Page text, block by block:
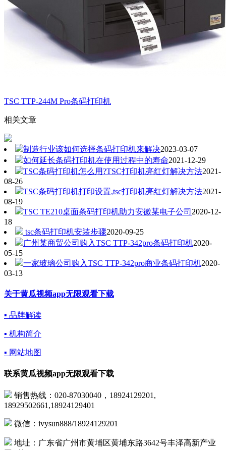
TSC TTP-244M Pro条码打印机
相关文章
制造行业该如何选择条码打印机来解决2023-03-07
如何延长条码打印机在使用过程中的寿命2021-12-29
TSC条码打印机怎么用?TSC打印机亮红灯解决方法2021-
08-26
TSC条码打印机打印设置,tsc打印机亮红灯解决方法2021-
08-19
TSC TE210桌面条码打印机助力安徽某电子公司 2020-12-
18
tsc条码打印机安装步骤2020-09-25
广州某商贸公司购入TSC TTP-342pro条码打印机2020-
05-15
一家玻璃公司购入TSC TTP-342pro商业条码打印机2020-
03-13
关于黄瓜视频app无限观看下载
▪ 品牌解读
▪ 机构简介
▪ 网站地图
联系黄瓜视频app无限观看下载
销售热线：020-87030040，18924129201,
18929502661,18924129401
微信：ivysun888/18924129201
地址：广东省广州市黄埔区黄埔东路3642号丰泽高新产业